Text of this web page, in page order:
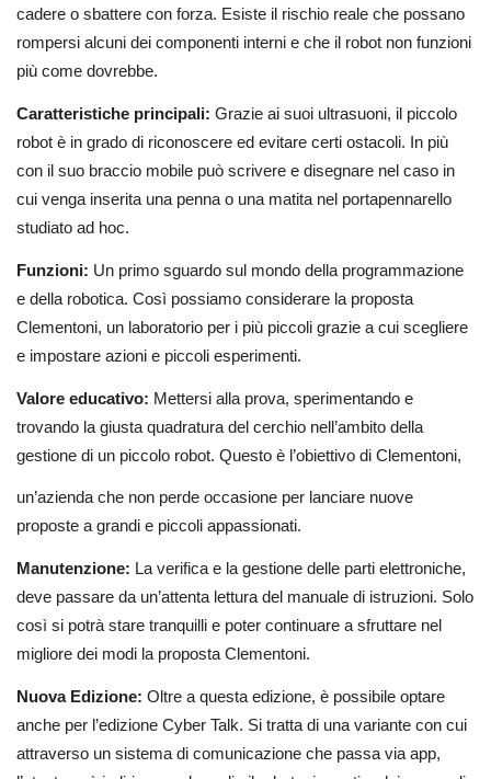
cadere o sbattere con forza. Esiste il rischio reale che possano
rompersi alcuni dei componenti interni e che il robot non funzioni
più come dovrebbe.
Caratteristiche principali: Grazie ai suoi ultrasuoni, il piccolo
robot è in grado di riconoscere ed evitare certi ostacoli. In più
con il suo braccio mobile può scrivere e disegnare nel caso in
cui venga inserita una penna o una matita nel portapennarello
studiato ad hoc.
Funzioni: Un primo sguardo sul mondo della programmazione
e della robotica. Così possiamo considerare la proposta
Clementoni, un laboratorio per i più piccoli grazie a cui scegliere
e impostare azioni e piccoli esperimenti.
Valore educativo: Mettersi alla prova, sperimentando e
trovando la giusta quadratura del cerchio nell’ambito della
gestione di un piccolo robot. Questo è l’obiettivo di Clementoni,
un’azienda che non perde occasione per lanciare nuove
proposte a grandi e piccoli appassionati.
Manutenzione: La verifica e la gestione delle parti elettroniche,
deve passare da un’attenta lettura del manuale di istruzioni. Solo
così si potrà stare tranquilli e poter continuare a sfruttare nel
migliore dei modi la proposta Clementoni.
Nuova Edizione: Oltre a questa edizione, è possibile optare
anche per l’edizione Cyber Talk. Si tratta di una variante con cui
attraverso un sistema di comunicazione che passa via app,